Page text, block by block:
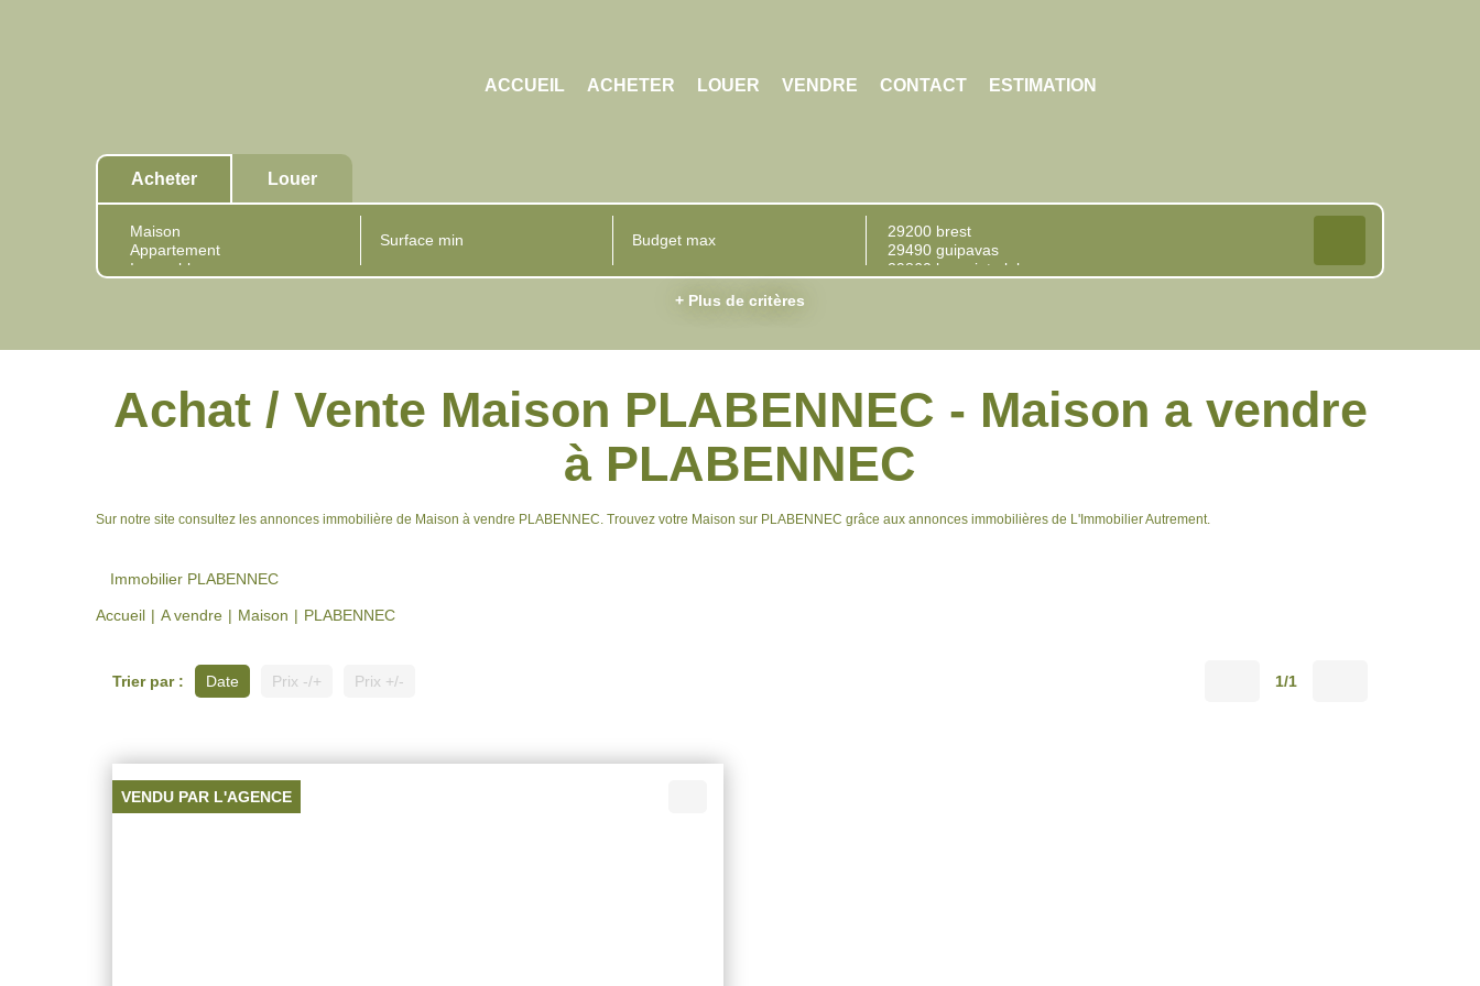
ACCUEIL ACHETER LOUER VENDRE CONTACT ESTIMATION
Acheter Louer
+ Plus de critères
Achat / Vente Maison PLABENNEC - Maison a vendre
à PLABENNEC
Sur notre site consultez les annonces immobilière de Maison à vendre PLABENNEC. Trouvez votre Maison sur PLABENNEC grâce aux annonces immobilières de L'Immobilier Autrement.
Immobilier PLABENNEC
Accueil A vendre Maison PLABENNEC
Trier par : Date Prix -/+ Prix +/- 1/1
VENDU PAR L'AGENCE